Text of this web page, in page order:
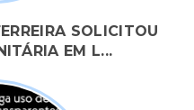
SOLICITOU
EM L...